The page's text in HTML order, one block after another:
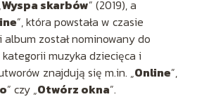
Wyspa skarbów” (2019), a
”, która powstała w czasie
został nominowany do
muzyka dziecięca i
znajdują się m.in. „Online”,
” czy „Otwórz okna”.